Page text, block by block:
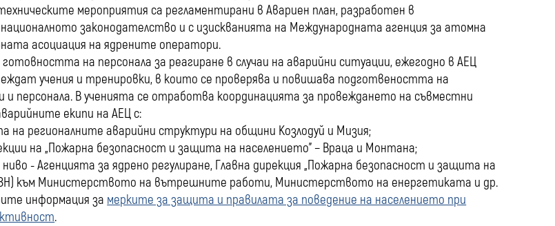
мероприятия са регламентирани в Авариен план, разработен в
законодателство и с изискванията на Международната агенция за атомна
асоциация на ядрените оператори.
на персонала за реагиране в случаи на аварийни ситуации, ежегодно в АЕЦ
учения и тренировки, в които се проверява и повишава подготвеността на
и персонала. В ученията се отработва координацията за провеждането на съвместни
екипи на АЕЦ с:
на регионалните аварийни структури на общини Козлодуй и Мизия;
на „Пожарна безопасност и защита на населението” − Враца и Монтана;
- Агенцията за ядрено регулиране, Главна дирекция „Пожарна безопасност и защита на
към Министерството на вътрешните работи, Министерството на енергетиката и др.
информация за мерките за защита и правилата за поведение на населението при
.